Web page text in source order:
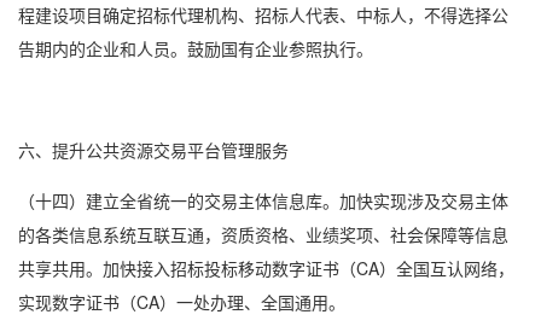
程建设项目确定招标代理机构、招标人代表、中标人，不得选择公
告期内的企业和人员。鼓励国有企业参照执行。
六、提升公共资源交易平台管理服务
（十四）建立全省统一的交易主体信息库。加快实现涉及交易主体
的各类信息系统互联互通，资质资格、业绩奖项、社会保障等信息
共享共用。加快接入招标投标移动数字证书（CA）全国互认网络，
实现数字证书（CA）一处办理、全国通用。